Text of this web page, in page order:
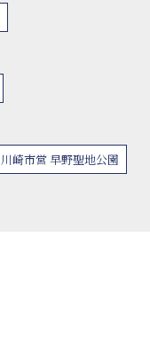
川崎市営 早野聖地公園